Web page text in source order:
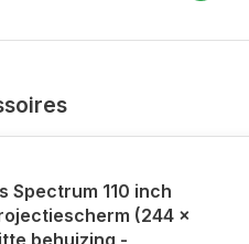
Spectrum 110 inch
(244 x
behuizing -